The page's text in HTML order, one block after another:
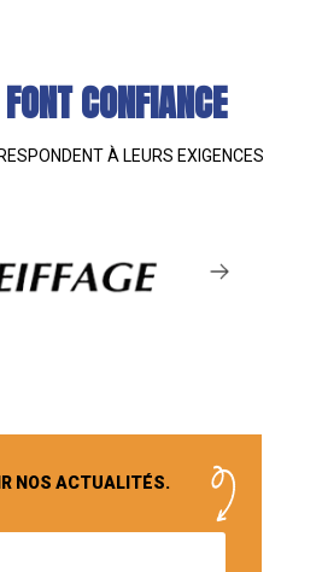
CONFIANCE
À LEURS EXIGENCES
NOS ACTUALITÉS.